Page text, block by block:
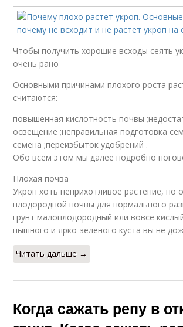
Чтобы получить хорошие всходы сеять
очень рано
Основными причинами плохого роста
считаются:
повышенная кислотность почвы
освещение ;неправильная подготовка
семена ;переизбыток удобрений .
Обо всем этом мы далее подробно
Плохая почва
Укроп хоть неприхотливое растение, но
плодородной почвы для нормального
грунт малоплодородный или вовсе
пышного и ярко-зеленого куста вы не
Читать дальше →
Когда сажать репу в